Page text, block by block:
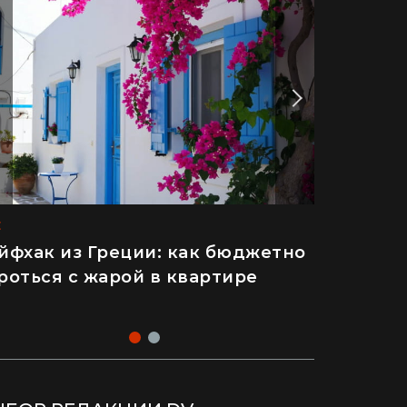
из Греции: как бюджетно
с жарой в квартире
п****ц": француз впервые
в Украину и попробовал